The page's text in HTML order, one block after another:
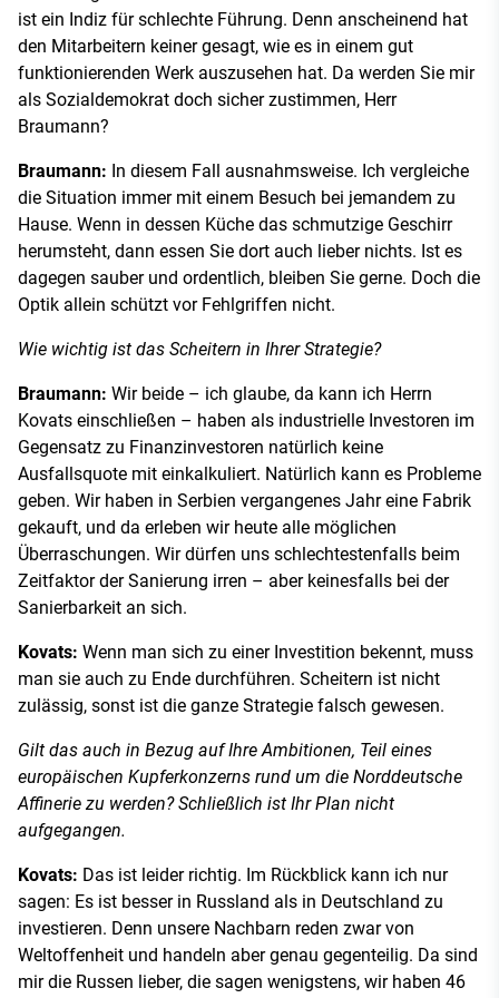
ist ein Indiz für schlechte Führung. Denn anscheinend hat
den Mitarbeitern keiner gesagt, wie es in einem gut
funktionierenden Werk auszusehen hat. Da werden Sie mir
als Sozialdemokrat doch sicher zustimmen, Herr
Braumann?
Braumann: In diesem Fall ausnahmsweise. Ich vergleiche
die Situation immer mit einem Besuch bei jemandem zu
Hause. Wenn in dessen Küche das schmutzige Geschirr
herumsteht, dann essen Sie dort auch lieber nichts. Ist es
dagegen sauber und ordentlich, bleiben Sie gerne. Doch die
Optik allein schützt vor Fehlgriffen nicht.
Wie wichtig ist das Scheitern in Ihrer Strategie?
Braumann: Wir beide – ich glaube, da kann ich Herrn
Kovats einschließen – haben als industrielle Investoren im
Gegensatz zu Finanzinvestoren natürlich keine
Ausfallsquote mit einkalkuliert. Natürlich kann es Probleme
geben. Wir haben in Serbien vergangenes Jahr eine Fabrik
gekauft, und da erleben wir heute alle möglichen
Überraschungen. Wir dürfen uns schlechtestenfalls beim
Zeitfaktor der Sanierung irren – aber keinesfalls bei der
Sanierbarkeit an sich.
Kovats: Wenn man sich zu einer Investition bekennt, muss
man sie auch zu Ende durchführen. Scheitern ist nicht
zulässig, sonst ist die ganze Strategie falsch gewesen.
Gilt das auch in Bezug auf Ihre Ambitionen, Teil eines
europäischen Kupferkonzerns rund um die Norddeutsche
Affinerie zu werden? Schließlich ist Ihr Plan nicht
aufgegangen.
Kovats: Das ist leider richtig. Im Rückblick kann ich nur
sagen: Es ist besser in Russland als in Deutschland zu
investieren. Denn unsere Nachbarn reden zwar von
Weltoffenheit und handeln aber genau gegenteilig. Da sind
mir die Russen lieber, die sagen wenigstens, wir haben 46